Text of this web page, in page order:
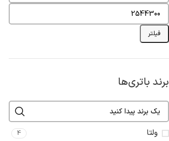
فیلتر
برند باتری‌ها
ولتا 4